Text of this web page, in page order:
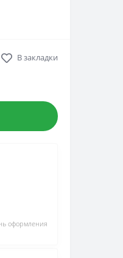
В закладки
оформления